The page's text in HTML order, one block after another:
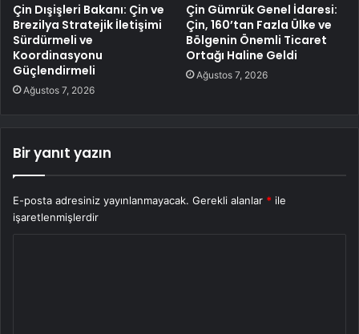
Çin Dışişleri Bakanı: Çin ve
Brezilya Stratejik İletişimi
Sürdürmeli ve
Koordinasyonu
Güçlendirmeli
Ağustos 7, 2026
Çin Gümrük Genel İdaresi:
Çin, 160’tan Fazla Ülke ve
Bölgenin Önemli Ticaret
Ortağı Haline Geldi
Ağustos 7, 2026
Bir yanıt yazın
E-posta adresiniz yayınlanmayacak. Gerekli alanlar * ile
işaretlenmişlerdir